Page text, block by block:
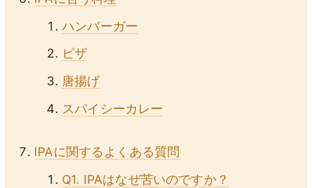
ハンバーガー
ピザ
唐揚げ
スパイシーカレー
IPAに関するよくある質問
Q1. IPAはなぜ苦いのですか？